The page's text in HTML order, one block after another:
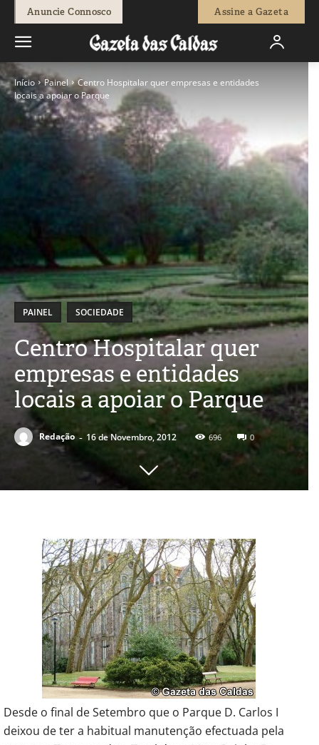
Anuncie Connosco Assine a Gazeta
Início Painel
Centro Hospitalar quer empresas e entidades
locais a apoiar o Parque
PAINEL SOCIEDADE
Centro Hospitalar quer
empresas e entidades
locais a apoiar o Parque
Redação - 16 de Novembro, 2012 696 0
Desde o final de Setembro que o Parque D. Carlos I
deixou de ter a habitual manutenção efectuada pela